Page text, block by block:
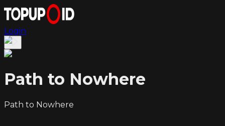
Login
Path to Nowhere
Path to Nowhere